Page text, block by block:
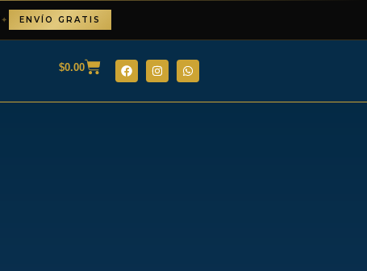
✦ ENVÍO GRATIS
$0.00